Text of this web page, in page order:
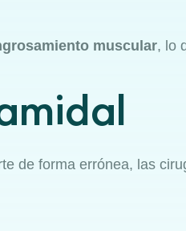
muscular, lo
de forma errónea, las